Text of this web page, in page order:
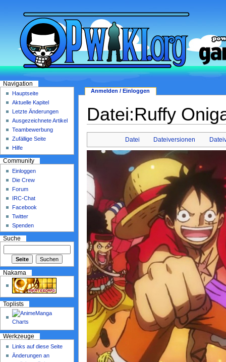
Datei:Ruffy
Datei Dateiversionen
Anmelden / Einloggen
Navigation
Hauptseite
Aktuelle Kapitel
Letzte Änderungen
Ausgezeichnete Artikel
Teambewerbung
Zufällige Seite
Hilfe
Community
Einloggen
Die Crew
Forum
IRC-Chat
Facebook
Twitter
Spenden
Suche
Nakama
Toplists
Werkzeuge
Links auf diese Seite
Änderungen an